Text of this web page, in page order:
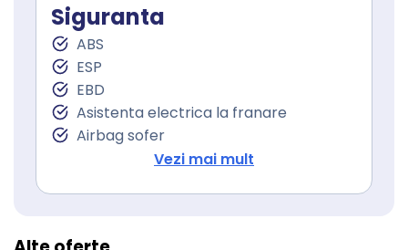
Siguranta
ABS
ESP
EBD
Asistenta electrica la franare
Airbag sofer
Airbag pasagerVezi mai mult